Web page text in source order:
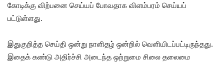
கோடிக்கு விற்பனை செய்யப் போவதாக விளம்பரம் செய்யப்
பட்டுள்ளது.
இதுகுறித்த செய்தி ஒன்று நாளிதழ் ஒன்றில் வெளியிடப்பட்டிருந்தது.
இதைக் கண்டு அதிர்ச்சி அடைந்த ஒற்றுமை சிலை தலைமை